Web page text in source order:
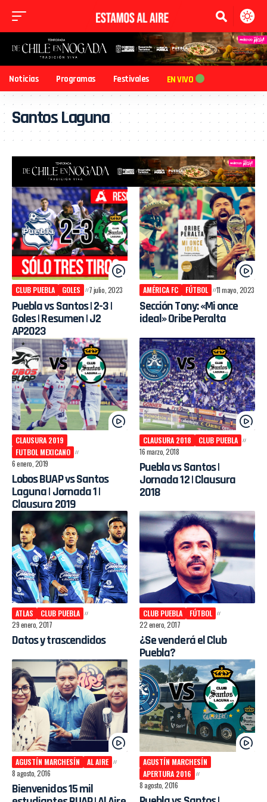
Noticias Programas Festivales EN VIVO
Santos Laguna
CLUB PUEBLA GOLES 7 julio, 2023
Puebla vs Santos | 2-3 |
Goles | Resumen | J2
AP2023
AMÉRICA FC FÚTBOL 11 mayo, 2023
Sección Tony: «Mi once
ideal» Oribe Peralta
CLAUSURA 2019
FUTBOL MEXICANO
6 enero, 2019
Lobos BUAP vs Santos
Laguna | Jornada 1 |
Clausura 2019
CLAUSURA 2018
CLUB PUEBLA
16 marzo, 2018
Puebla vs Santos |
Jornada 12 | Clausura
2018
ATLAS
CLUB PUEBLA
29 enero, 2017
Datos y trascendidos
CLUB PUEBLA
FÚTBOL
22 enero, 2017
¿Se venderá el Club
Puebla?
AGUSTÍN MARCHESÍN
AL AIRE
8 agosto, 2016
Bienvenidos 15 mil
AGUSTÍN MARCHESÍN
APERTURA 2016
8 agosto, 2016